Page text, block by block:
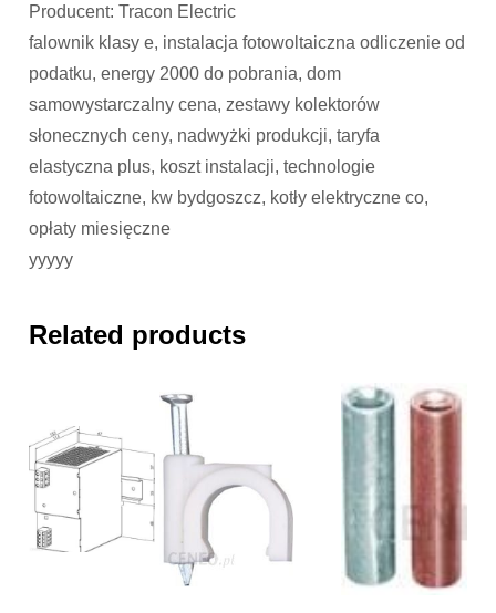
Producent: Tracon Electric
falownik klasy e, instalacja fotowoltaiczna odliczenie od
podatku, energy 2000 do pobrania, dom
samowystarczalny cena, zestawy kolektorów
słonecznych ceny, nadwyżki produkcji, taryfa
elastyczna plus, koszt instalacji, technologie
fotowoltaiczne, kw bydgoszcz, kotły elektryczne co,
opłaty miesięczne
yyyyy
Related products